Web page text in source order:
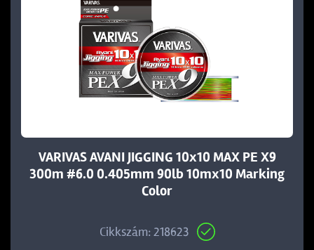
VARIVAS AVANI JIGGING 10x10 MAX PE X9
300m #6.0 0.405mm 90lb 10mx10 Marking
Color
Cikkszám: 218623